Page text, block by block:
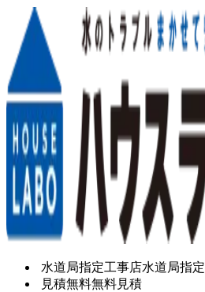
水道局指定工事店水道局指定
見積無料無料見積